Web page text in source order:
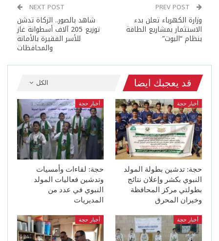
وزارة الكهرباء تعلن بدء
الاستثمار بمشاريع الطاقة
بنظام “البوت”
NEXT POST
شاهد بالصور.. الزكاة تدشن
توزيع 205 آلاف أسطوانة غاز
للأسر الفقيرة بالأمانة
والمحافظات
الكل قد يعجبك ايضا
أخبار حجة
حجة: تدشين بطولة المولد
النبوي بكشر وإعلان نتائج
بطولتي مركز المحافظة
وخيران المحرق
أخبار حجة
حجة: لقاءات وأمسيات
وتدشين فعاليات المولد
النبوي في عدد من
المديريات
أخبار حجة أخبار حجة